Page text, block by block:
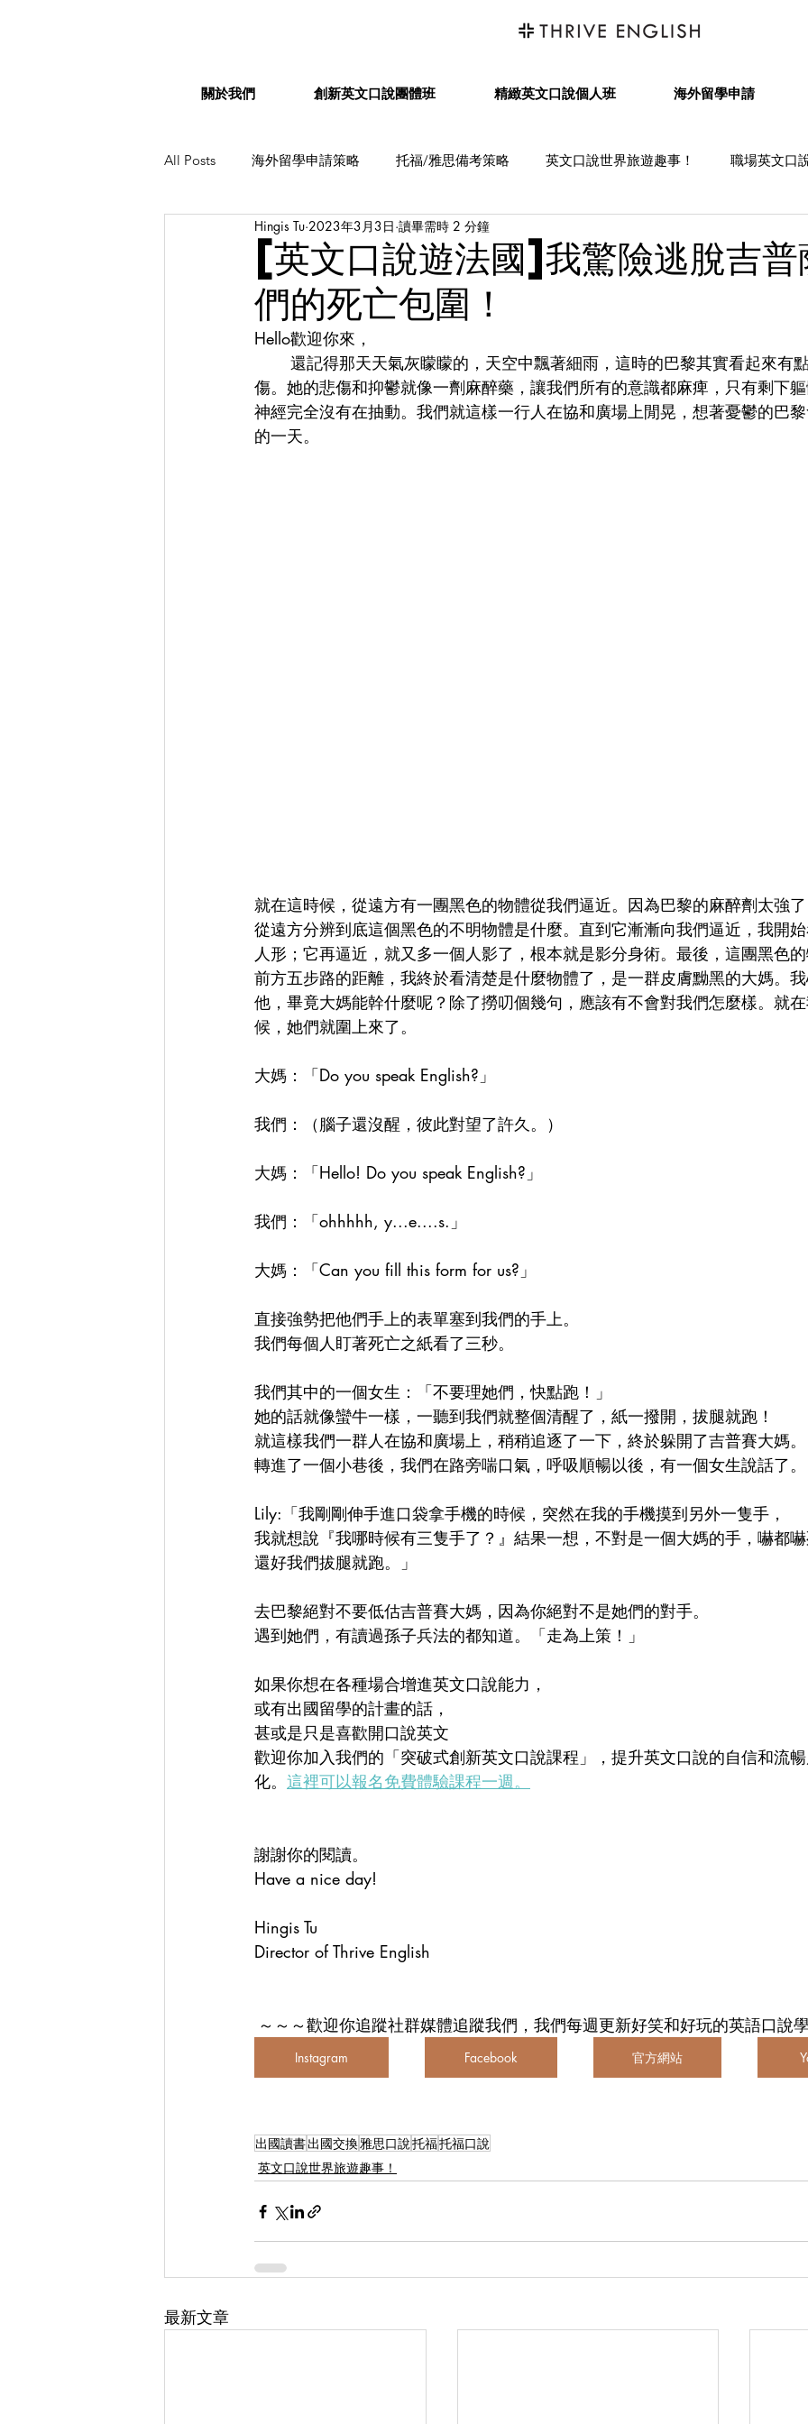
關於我們 創新英文口說團體班 精緻英文口說個人班 海外留學申請
All Posts 海外留學申請策略 托福/雅思備考策略 英文口說世界旅遊趣事！ 職場英文口
加拿大留學 法國留學 荷蘭留學 美國留學
[英文口說遊法國]我驚險逃脫吉
們的死亡包圍！
Hingis Tu 2023年3月3日 讀畢需時 2 分鐘
Hello歡迎你來，
傷。她的悲傷和抑鬱就像一劑麻醉藥，讓我們所有的意識都麻痺，只有剩下
神經完全沒有在抽動。我們就這樣一行人在協和廣場上閒晃，想著憂鬱的巴
的一天。
就在這時候，從遠方有一團黑色的物體從我們逼近。因為巴黎的麻醉劑太強
從遠方分辨到底這個黑色的不明物體是什麼。直到它漸漸向我們逼近，我開
人形；它再逼近，就又多一個人影了，根本就是影分身術。最後，這團黑色
前方五步路的距離，我終於看清楚是什麼物體了，是一群皮膚黝黑的大媽。
他，畢竟大媽能幹什麼呢？除了撈叨個幾句，應該有不會對我們怎麼樣。就
候，她們就圍上來了。
大媽：「Do you speak English?」
我們：（腦子還沒醒，彼此對望了許久。）
大媽：「Hello! Do you speak English?」
我們：「ohhhhh, y...e....s.」
大媽：「Can you fill this form for us?」
直接強勢把他們手上的表單塞到我們的手上。
我們每個人盯著死亡之紙看了三秒。
我們其中的一個女生：「不要理她們，快點跑！」
她的話就像蠻牛一樣，一聽到我們就整個清醒了，紙一撥開，拔腿就跑！
就這樣我們一群人在協和廣場上，稍稍追逐了一下，終於躲開了吉普賽大媽。
轉進了一個小巷後，我們在路旁喘口氣，呼吸順暢以後，有一個女生說話了。
Lily:「我剛剛伸手進口袋拿手機的時候，突然在我的手機摸到另外一隻手，
我就想說『我哪時候有三隻手了？』結果一想，不對是一個大媽的手，嚇都
還好我們拔腿就跑。」
去巴黎絕對不要低估吉普賽大媽，因為你絕對不是她們的對手。
遇到她們，有讀過孫子兵法的都知道。「走為上策！」
如果你想在各種場合增進英文口說能力，
或有出國留學的計畫的話，
甚或是只是喜歡開口說英文
歡迎你加入我們的「突破式創新英文口說課程」，提升英文口說的自信和流
化。 這裡可以報名免費體驗課程一週。
謝謝你的閱讀。
Have a nice day!
Hingis Tu
Director of Thrive English
～～～歡迎你追蹤社群媒體追蹤我們，我們每週更新好笑和好玩的英語口
Instagram Facebook 官方網站
出國讀書出國交換雅思口說托福托福口說
英文口說世界旅遊趣事！
最新文章